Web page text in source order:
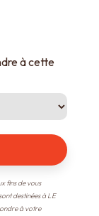
à cette
fins de vous
destinées à LE
à votre